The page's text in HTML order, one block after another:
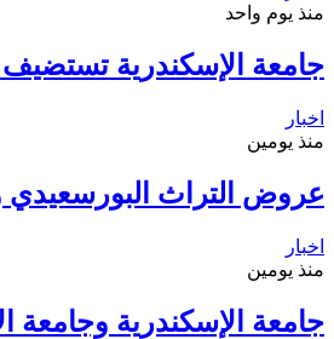
منذ يوم واحد
جامعة الإسكندرية تستضيف
اخبار
منذ يومين
عروض التراث
اخبار
منذ يومين
جامعة الإسكندرية وجامعة